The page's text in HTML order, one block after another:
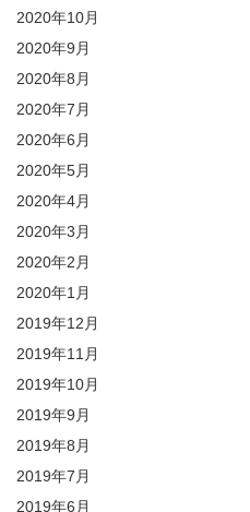
2020年10月
2020年9月
2020年8月
2020年7月
2020年6月
2020年5月
2020年4月
2020年3月
2020年2月
2020年1月
2019年12月
2019年11月
2019年10月
2019年9月
2019年8月
2019年7月
2019年6月